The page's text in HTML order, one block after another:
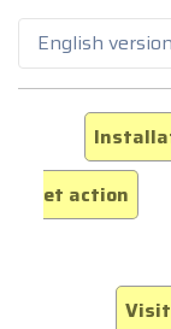
English version
et action